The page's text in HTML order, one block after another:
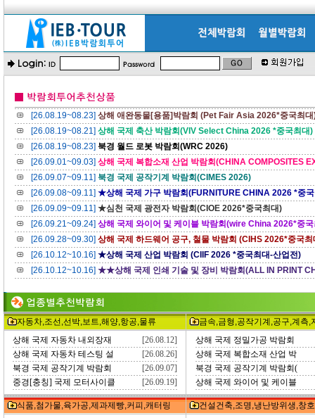
[26.08.19~08.23] 상해 애완동물[용품]박람회 (Pet Fair Asia 2026*중국최대
[26.08.19~08.21] 상해 국제 축산 박람회(VIV Select China 2026 *중국최대)
[26.08.19~08.23] 북경 월드 로봇 박람회(WRC 2026)
[26.09.01~09.03] 상해 국제 복합소재 산업 박람회(CHINA COMPOSITES
[26.09.07~09.11] 북경 국제 공작기계 박람회(CIMES 2026)
[26.09.08~09.11] ★상해 국제 가구 박람회(FURNITURE CHINA 2026 *중
[26.09.09~09.11] ★심천 국제 광전자 박람회(CIOE 2026*중국최대)
[26.09.21~09.24] 상해 국제 와이어 및 케이블 박람회(wire China 2026*중국
[26.09.28~09.30] 상해 국제 하드웨어 공구, 철물 박람회 (CIHS 2026*중국최
[26.10.12~10.16] ★상해 국제 산업 박람회 (CIIF 2026 *중국최대-산업전)
[26.10.12~10.16] ★★상해 국제 인쇄 기술 및 장비 박람회(ALL IN PRINT
자동차,조선,선박,보트,해양,항공,물류
금속,금형,공작기계,공구,계측,
상해 국제 자동차 내외장재
[26.08.12]
상해 국제 자동차 테스팅 설
[26.08.26]
북경 국제 공작기계 박람회
[26.09.07]
중경[충칭] 국제 모터사이클
[26.09.19]
상해 국제 정밀가공 박람회
상해 국제 복합소재 산업 박
북경 국제 공작기계 박람회(
상해 국제 와이어 및 케이블
식품,첨가물,육가공,제과제빵,커피,캐터링 건설건축,조명,냉난방위생,창